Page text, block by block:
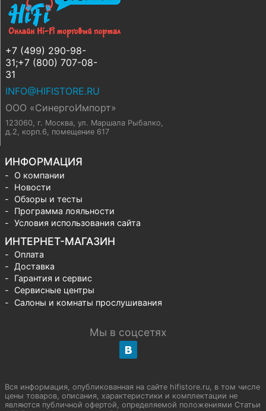
+7 (499) 290-98-
31;+7 (800) 707-08-
31
INFO@HIFISTORE.RU
ООО «СинергоИмпорт»
123060, г. Москва, ул. Маршала Рыбалко,
д.2, корп.6, помещение 617
ИНФОРМАЦИЯ
О компании
Новости
Обзоры и тесты
Программа лояльности
Условия использования сайта
ИНТЕРНЕТ-МАГАЗИН
Оплата
Доставка
Гарантия и сервис
Сервисные центры
Салоны и комнаты прослушивания
Мы в соцсетях
Вся информация, опубликованная на сайте hifistore.ru, в том числе
цены товаров, описания, характеристики и комплектации не
являются публичной офертой, определяемой положениями Статьи